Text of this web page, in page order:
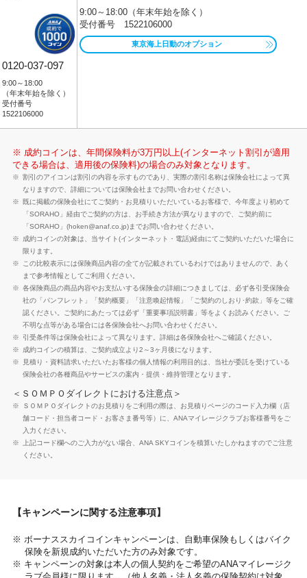
9:00～18:00（年末年始を除く）
受付番号 1522106000
東京海上日動のオプション
0120-037-097
9:00～18:00
（年末年始を除く）
受付番号
1522106000
※ 成約コインは、年間保険料が3万円以上(インターネット割引が適用
できる場合は、適用後の保険料)の場合のみ対象となります。
割引のアイコンは割引の内容を示すものであり、実際の割引名称は保険会社によって異
なりますので、詳細については保険会社までお問い合わせください。
既に掲載の保険会社にてご契約・お見積りいただいているお客様で、今年度より初めて
「SORAHO」経由でご契約の方は、お手続き方法が異なりますので、ご契約前に
「SORAHO」(hoken@anaf.co.jp)までお問い合わせください。
成約コインの対象は、当サイト(インターネット・電話)経由にてご契約いただいた場合に
限ります。
この比較表示には保険商品内容の全てが記載されているわけではありませんので、あく
まで参考情報としてご利用ください。
各保険商品の商品内容やお支払いする保険金の詳細につきましては、必ず各引受保険会
社の「パンフレット」「契約概要」「注意喚起情報」「ご契約のしおり･約款」等をご確
認ください。ご契約にあたっては必ず「重要事項説明書」等をよくお読みください。ご
不明な点等がある場合には各保険会社へお問い合わせください。
引受条件等は保険会社によって異なります。詳細は各保険会社へご確認ください。
成約コインの積算は、ご契約成立より2～3ヶ月後になります。
見積り・資料請求いただいたお客様の個人情報の利用目的は、当社が委託を受けている
保険会社の各種商品やサービスの案内・提供・維持管理となります。
＜ＳＯＭＰＯダイレクトにおける注意点＞
ＳＯＭＰＯダイレクトのお見積りをご利用の際は、お見積りページのコード入力欄（店
舗コード・担当者コード・お客さま番号等）に、ANAマイレージクラブお客様番号をご
入力ください。
上記コード欄へのご入力がない場合、ANA SKYコインを積算いたしかねますのでご注意
ください。
【キャンペーンに関する注意事項】
※ ボーナススカイコインキャンペーンは、自動車保険もしくはバイク
保険を新規成約いただいた方のみ対象です。
※ キャンペーンの対象は本人の個人契約をご希望のANAマイレージク